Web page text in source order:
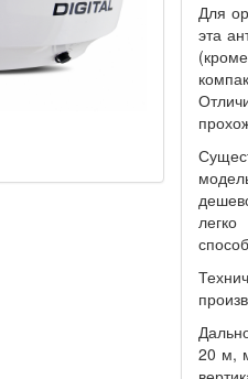
Для
эта
20 м,